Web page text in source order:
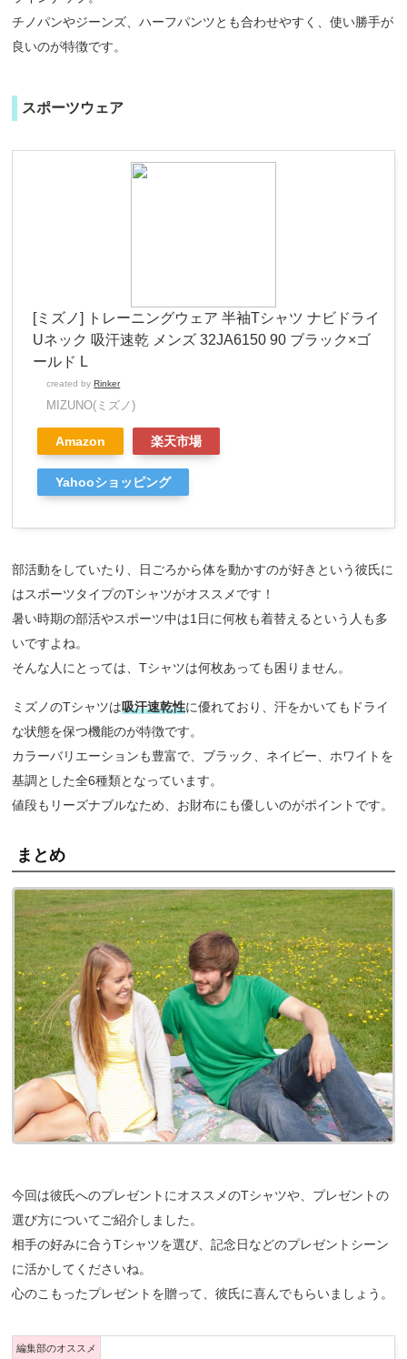
チノパンやジーンズ、ハーフパンツとも合わせやすく、使い勝手が
良いのが特徴です。
スポーツウェア
[ミズノ] トレーニングウェア 半袖Tシャツ ナビドライ
Uネック 吸汗速乾 メンズ 32JA6150 90 ブラック×ゴ
ールド L
created byRinker
MIZUNO(ミズノ)
Amazon 楽天市場
Yahooショッピング
部活動をしていたり、日ごろから体を動かすのが好きという彼氏に
はスポーツタイプのTシャツがオススメです！
暑い時期の部活やスポーツ中は1日に何枚も着替えるという人も多
いですよね。
そんな人にとっては、Tシャツは何枚あっても困りません。
ミズノのTシャツは吸汗速乾性に優れており、汗をかいてもドライ
な状態を保つ機能のが特徴です。
カラーバリエーションも豊富で、ブラック、ネイビー、ホワイトを
基調とした全6種類となっています。
値段もリーズナブルなため、お財布にも優しいのがポイントです。
まとめ
今回は彼氏へのプレゼントにオススメのTシャツや、プレゼントの
選び方についてご紹介しました。
相手の好みに合うTシャツを選び、記念日などのプレゼントシーン
に活かしてくださいね。
心のこもったプレゼントを贈って、彼氏に喜んでもらいましょう。